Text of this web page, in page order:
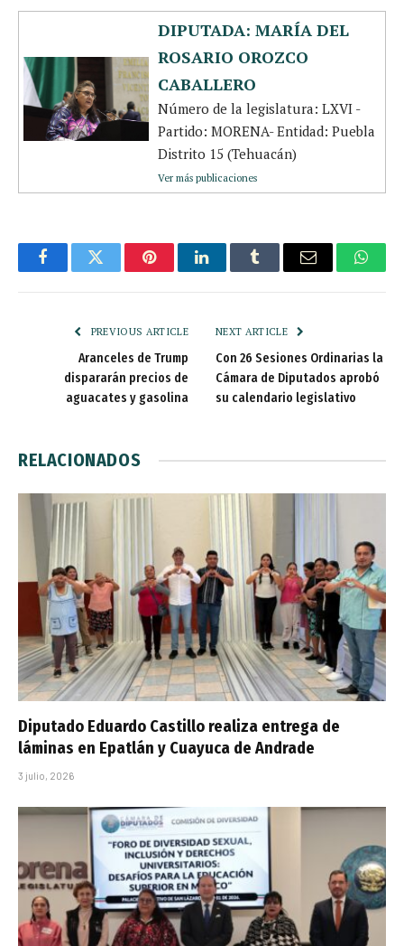
DIPUTADA: MARÍA DEL
ROSARIO OROZCO
CABALLERO
Número de la legislatura: LXVI -
Partido: MORENA- Entidad: Puebla
Distrito 15 (Tehuacán)
Ver más publicaciones
FacebookTwitter PinterestLinkedInTumblr Email
PREVIOUS ARTICLE
Aranceles de Trump
dispararán precios de
aguacates y gasolina
NEXT ARTICLE
Con 26 Sesiones Ordinarias la
Cámara de Diputados aprobó
su calendario legislativo
RELACIONADOS
Diputado Eduardo Castillo realiza entrega de
láminas en Epatlán y Cuayuca de Andrade
3 julio, 2026